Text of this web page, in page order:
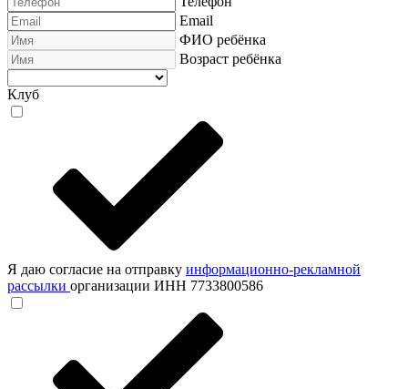
Email
ФИО ребёнка
Возраст ребёнка
Клуб
Я даю согласие на отправку информационно-рекламной
рассылки организации ИНН 7733800586